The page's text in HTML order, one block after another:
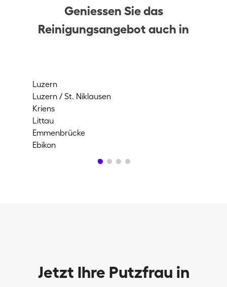
Geniessen Sie das
Reinigungsangebot auch in
Luzern
Luzern / St. Niklausen
Kriens
Littau
Emmenbrücke
Ebikon
Jetzt Ihre Putzfrau in